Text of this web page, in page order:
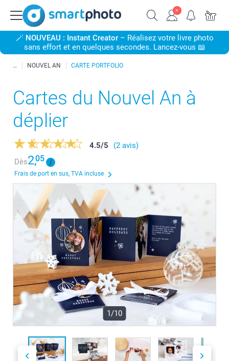
🪄 NOUVEAU : Instant Creator– Réalisez votre livre photo
sans effort et en quelques secondes. Lancez-vous 📖
NOUVEL AN CARTE PORTFOLIO
Cartes du Nouvel An à
déplier
4.5/5
(2 avis)
Dès2,05
Frais de port en sus, TVA incluse
1/10